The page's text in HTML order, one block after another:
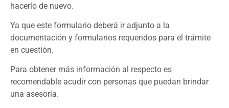
hacerlo de nuevo.
Ya que este formulario deberá ir adjunto a la
documentación y formularios requeridos para el trámite
en cuestión.
Para obtener más información al respecto es
recomendable acudir con personas que puedan brindar
una asesoría.